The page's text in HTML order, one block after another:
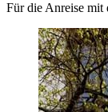
Für die Anreise mit